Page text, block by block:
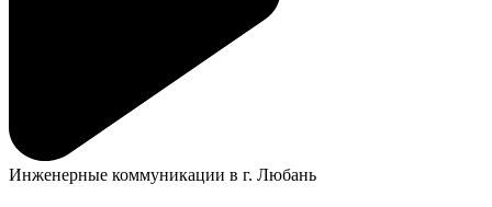
Инженерные коммуникации в г. Любань